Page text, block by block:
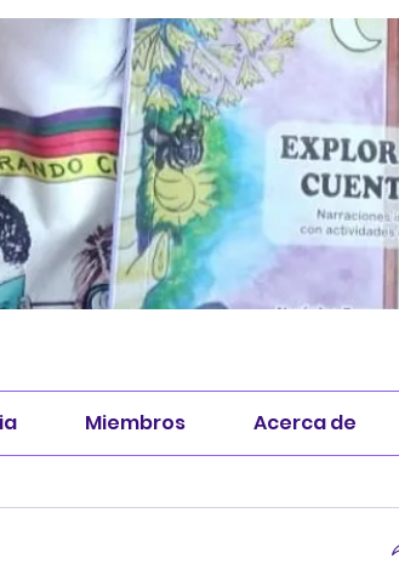
Miembros Acerca de